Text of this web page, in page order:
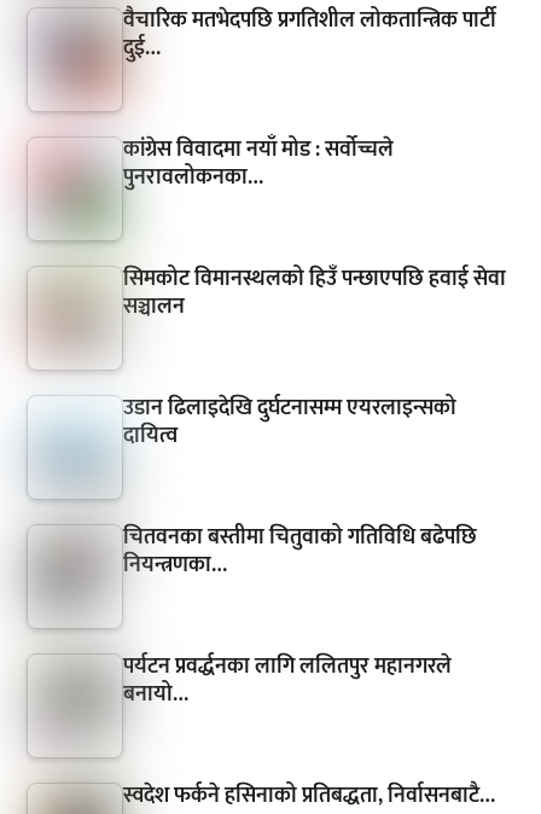
वैचारिक मतभेदपछि प्रगतिशील लोकतान्त्रिक पार्टी
दुई…
कांग्रेस विवादमा नयाँ मोड : सर्वोच्चले
पुनरावलोकनका…
सिमकोट विमानस्थलको हिउँ पन्छाएपछि हवाई सेवा
सञ्चालन
उडान ढिलाइदेखि दुर्घटनासम्म एयरलाइन्सको
दायित्व
चितवनका बस्तीमा चितुवाको गतिविधि बढेपछि
नियन्त्रणका…
पर्यटन प्रवर्द्धनका लागि ललितपुर महानगरले
बनायो…
स्वदेश फर्कने हसिनाको प्रतिबद्धता, निर्वासनबाटै…